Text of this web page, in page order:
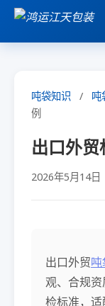
吨袋知识 / 吨
例
出口外
2026年5月14日
出口外贸
观、合规
检标准，